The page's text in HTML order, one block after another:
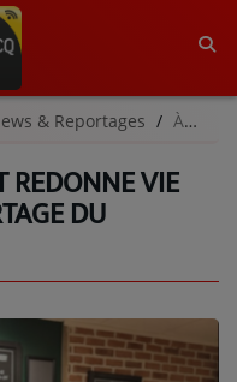
& Reportages À Assat, Élise Meneret redonne vie au Bridge Pub - Reportage du lundi 12 janvier 2026
REDONNE VIE
DU